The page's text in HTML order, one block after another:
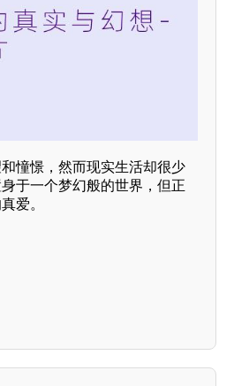
憧憬，然而现实生活却很少
于一个梦幻般的世界，但正
爱。